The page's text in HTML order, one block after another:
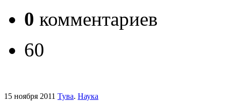
0 комментариев
60
15 ноября 2011 Тува. Наука